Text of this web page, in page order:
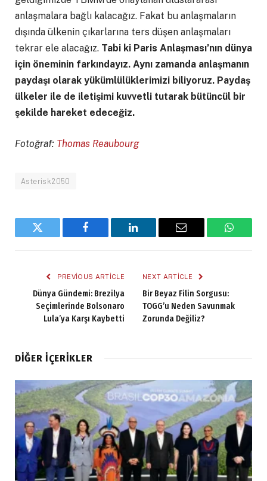
anlaşmalara bağlı kalacağız. Fakat bu anlaşmaların
dışında ülkenin çıkarlarına ters düşen anlaşmaları
tekrar ele alacağız. Tabi ki Paris Anlaşması’nın dünya
için öneminin farkındayız. Aynı zamanda anlaşmanın
paydaşı olarak yükümlülüklerimizi biliyoruz. Paydaş
ülkeler ile de iletişimi kuvvetli tutarak bütüncül bir
şekilde hareket edeceğiz.
Fotoğraf: Thomas Reaubourg
Asterisk2050
Twitter Facebook LinkedIn Email
PREVIOUS ARTICLE
Dünya Gündemi: Brezilya
Seçimlerinde Bolsonaro
Lula’ya Karşı Kaybetti
NEXT ARTICLE
Bir Beyaz Filin Sorgusu:
TOGG’u Neden Savunmak
Zorunda Değiliz?
DIĞER İÇERIKLER